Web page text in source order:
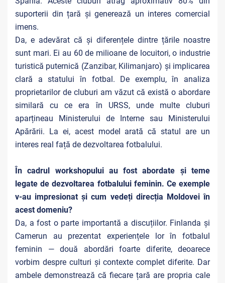
suporterii din țară și generează un interes comercial
imens.
Da, e adevărat că și diferențele dintre țările noastre
sunt mari. Ei au 60 de milioane de locuitori, o industrie
turistică puternică (Zanzibar, Kilimanjaro) și implicarea
clară a statului în fotbal. De exemplu, în analiza
proprietarilor de cluburi am văzut că există o abordare
similară cu ce era în URSS, unde multe cluburi
aparțineau Ministerului de Interne sau Ministerului
Apărării. La ei, acest model arată că statul are un
interes real față de dezvoltarea fotbalului.
În cadrul workshopului au fost abordate și teme
legate de dezvoltarea fotbalului feminin. Ce exemple
v-au impresionat și cum vedeți direcția Moldovei în
acest domeniu?
Da, a fost o parte importantă a discuțiilor. Finlanda și
Camerun au prezentat experiențele lor în fotbalul
feminin — două abordări foarte diferite, deoarece
vorbim despre culturi și contexte complet diferite. Dar
ambele demonstrează că fiecare țară are propria cale